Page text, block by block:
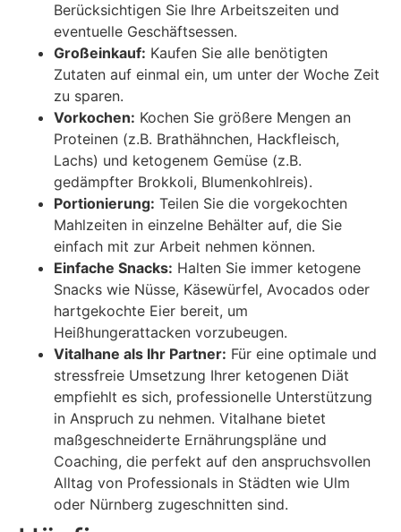
Berücksichtigen Sie Ihre Arbeitszeiten und
eventuelle Geschäftsessen.
Großeinkauf: Kaufen Sie alle benötigten
Zutaten auf einmal ein, um unter der Woche Zeit
zu sparen.
Vorkochen: Kochen Sie größere Mengen an
Proteinen (z.B. Brathähnchen, Hackfleisch,
Lachs) und ketogenem Gemüse (z.B.
gedämpfter Brokkoli, Blumenkohlreis).
Portionierung: Teilen Sie die vorgekochten
Mahlzeiten in einzelne Behälter auf, die Sie
einfach mit zur Arbeit nehmen können.
Einfache Snacks: Halten Sie immer ketogene
Snacks wie Nüsse, Käsewürfel, Avocados oder
hartgekochte Eier bereit, um
Heißhungerattacken vorzubeugen.
Vitalhane als Ihr Partner: Für eine optimale und
stressfreie Umsetzung Ihrer ketogenen Diät
empfiehlt es sich, professionelle Unterstützung
in Anspruch zu nehmen. Vitalhane bietet
maßgeschneiderte Ernährungspläne und
Coaching, die perfekt auf den anspruchsvollen
Alltag von Professionals in Städten wie Ulm
oder Nürnberg zugeschnitten sind.